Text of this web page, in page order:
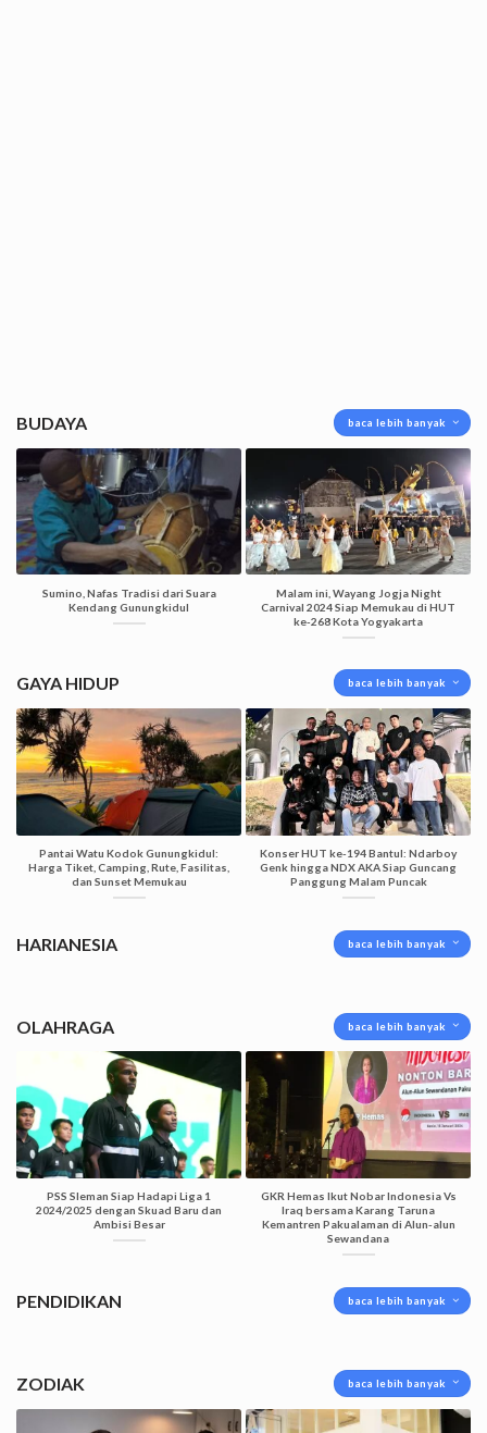
BUDAYA baca lebih banyak
Sumino, Nafas Tradisi dari Suara
Kendang Gunungkidul
Malam ini, Wayang Jogja Night
Carnival 2024 Siap Memukau di HUT
ke-268 Kota Yogyakarta
GAYA HIDUP baca lebih banyak
Pantai Watu Kodok Gunungkidul:
Harga Tiket, Camping, Rute, Fasilitas,
dan Sunset Memukau
Konser HUT ke-194 Bantul: Ndarboy
Genk hingga NDX AKA Siap Guncang
Panggung Malam Puncak
HARIANESIA baca lebih banyak
OLAHRAGA baca lebih banyak
PSS Sleman Siap Hadapi Liga 1
2024/2025 dengan Skuad Baru dan
Ambisi Besar
GKR Hemas Ikut Nobar Indonesia Vs
Iraq bersama Karang Taruna
Kemantren Pakualaman di Alun-alun
Sewandana
PENDIDIKAN baca lebih banyak
ZODIAK baca lebih banyak